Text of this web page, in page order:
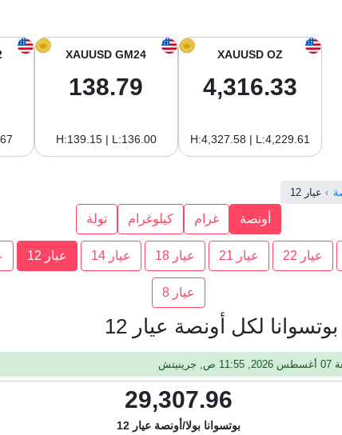
XAUUSD OZ
4,316.33
H:4,327.58 | L:4,229.61
XAUUSD GM24
138.79
H:139.15 | L:136.00
عيار 12
أونصة غرام كيلوغرام تولة
عيار 22 عيار 21 عيار 18 عيار 14 عيار 12
عيار 8
لكل أونصة عيار 12
29,307.96
بوتسوانا بولا/أونصة عيار 12